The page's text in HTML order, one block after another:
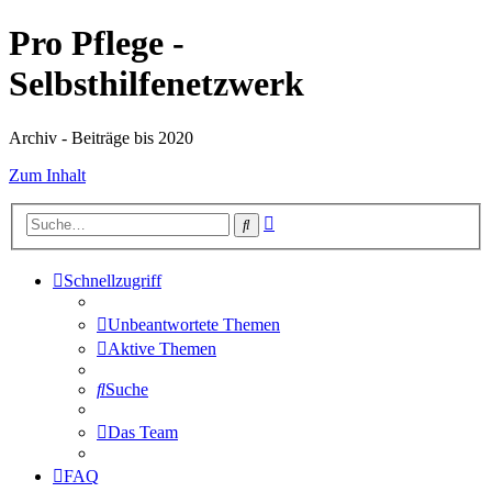
Pro Pflege -
Selbsthilfenetzwerk
Archiv - Beiträge bis 2020
Zum Inhalt
Suche
Schnellzugriff
Unbeantwortete Themen
Aktive Themen
Suche
Das Team
FAQ